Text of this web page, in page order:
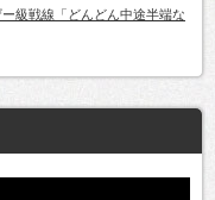
級戦線「どんどん中途半端な